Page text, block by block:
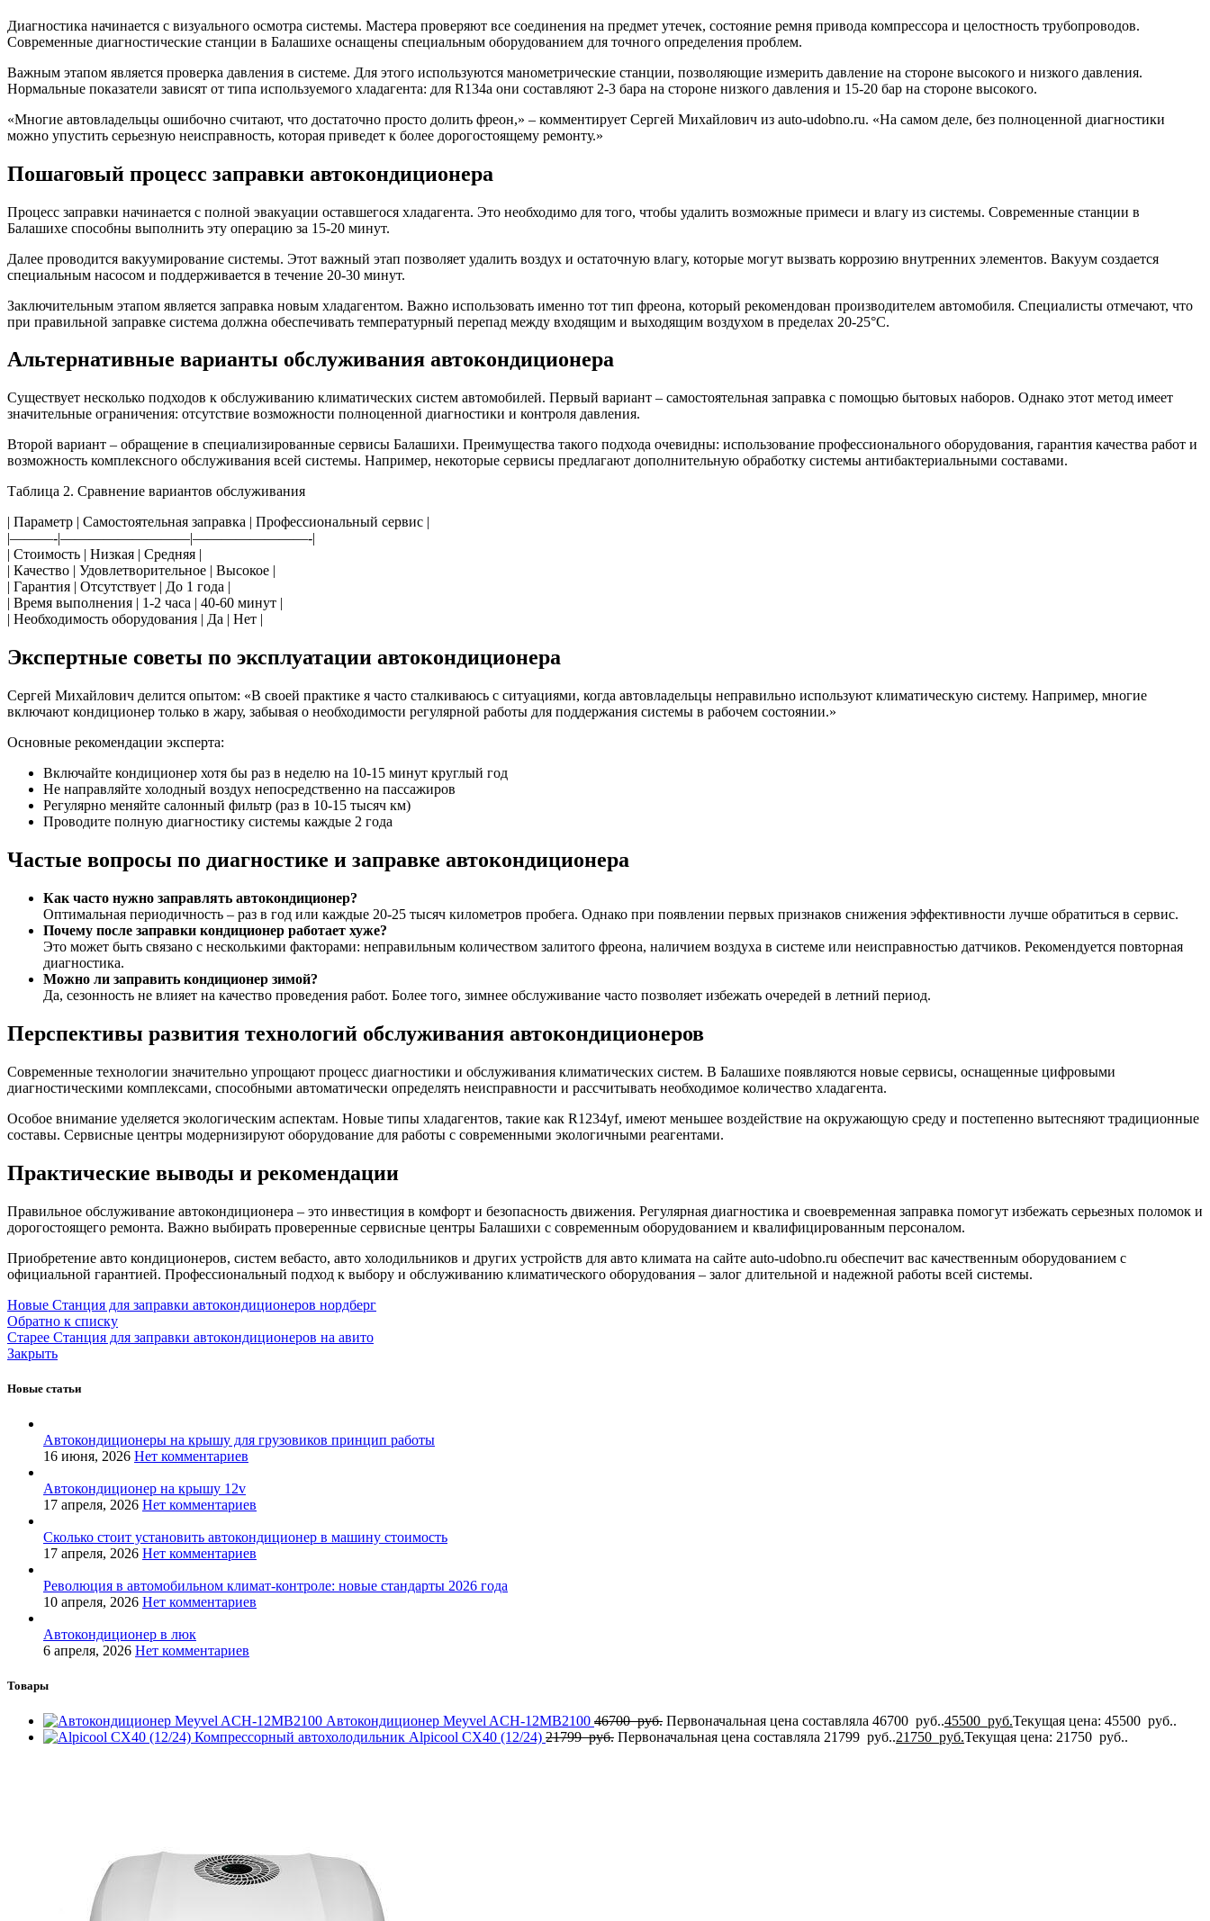
Диагностика начинается с визуального осмотра системы. Мастера проверяют все соединения на предмет утечек, состояние ремня привода компрессора и целостность трубопроводов.
Современные диагностические станции в Балашихе оснащены специальным оборудованием для точного определения проблем.
Важным этапом является проверка давления в системе. Для этого используются манометрические станции, позволяющие измерить давление на стороне высокого и низкого давления.
Нормальные показатели зависят от типа используемого хладагента: для R134a они составляют 2-3 бара на стороне низкого давления и 15-20 бар на стороне высокого.
«Многие автовладельцы ошибочно считают, что достаточно просто долить фреон,» – комментирует Сергей Михайлович из auto-udobno.ru. «На самом деле, без полноценной диагностики
можно упустить серьезную неисправность, которая приведет к более дорогостоящему ремонту.»
Пошаговый процесс заправки автокондиционера
Процесс заправки начинается с полной эвакуации оставшегося хладагента. Это необходимо для того, чтобы удалить возможные примеси и влагу из системы. Современные станции в
Балашихе способны выполнить эту операцию за 15-20 минут.
Далее проводится вакуумирование системы. Этот важный этап позволяет удалить воздух и остаточную влагу, которые могут вызвать коррозию внутренних элементов. Вакуум создается
специальным насосом и поддерживается в течение 20-30 минут.
Заключительным этапом является заправка новым хладагентом. Важно использовать именно тот тип фреона, который рекомендован производителем автомобиля. Специалисты отмечают, что
при правильной заправке система должна обеспечивать температурный перепад между входящим и выходящим воздухом в пределах 20-25°C.
Альтернативные варианты обслуживания автокондиционера
Существует несколько подходов к обслуживанию климатических систем автомобилей. Первый вариант – самостоятельная заправка с помощью бытовых наборов. Однако этот метод имеет
значительные ограничения: отсутствие возможности полноценной диагностики и контроля давления.
Второй вариант – обращение в специализированные сервисы Балашихи. Преимущества такого подхода очевидны: использование профессионального оборудования, гарантия качества работ и
возможность комплексного обслуживания всей системы. Например, некоторые сервисы предлагают дополнительную обработку системы антибактериальными составами.
Таблица 2. Сравнение вариантов обслуживания
| Параметр | Самостоятельная заправка | Профессиональный сервис |
|———-|—————————|————————-|
| Стоимость | Низкая | Средняя |
| Качество | Удовлетворительное | Высокое |
| Гарантия | Отсутствует | До 1 года |
| Время выполнения | 1-2 часа | 40-60 минут |
| Необходимость оборудования | Да | Нет |
Экспертные советы по эксплуатации автокондиционера
Сергей Михайлович делится опытом: «В своей практике я часто сталкиваюсь с ситуациями, когда автовладельцы неправильно используют климатическую систему. Например, многие
включают кондиционер только в жару, забывая о необходимости регулярной работы для поддержания системы в рабочем состоянии.»
Основные рекомендации эксперта:
Включайте кондиционер хотя бы раз в неделю на 10-15 минут круглый год
Не направляйте холодный воздух непосредственно на пассажиров
Регулярно меняйте салонный фильтр (раз в 10-15 тысяч км)
Проводите полную диагностику системы каждые 2 года
Частые вопросы по диагностике и заправке автокондиционера
Как часто нужно заправлять автокондиционер?
Оптимальная периодичность – раз в год или каждые 20-25 тысяч километров пробега. Однако при появлении первых признаков снижения эффективности лучше обратиться в сервис.
Почему после заправки кондиционер работает хуже?
Это может быть связано с несколькими факторами: неправильным количеством залитого фреона, наличием воздуха в системе или неисправностью датчиков. Рекомендуется повторная
диагностика.
Можно ли заправить кондиционер зимой?
Да, сезонность не влияет на качество проведения работ. Более того, зимнее обслуживание часто позволяет избежать очередей в летний период.
Перспективы развития технологий обслуживания автокондиционеров
Современные технологии значительно упрощают процесс диагностики и обслуживания климатических систем. В Балашихе появляются новые сервисы, оснащенные цифровыми
диагностическими комплексами, способными автоматически определять неисправности и рассчитывать необходимое количество хладагента.
Особое внимание уделяется экологическим аспектам. Новые типы хладагентов, такие как R1234yf, имеют меньшее воздействие на окружающую среду и постепенно вытесняют традиционные
составы. Сервисные центры модернизируют оборудование для работы с современными экологичными реагентами.
Практические выводы и рекомендации
Правильное обслуживание автокондиционера – это инвестиция в комфорт и безопасность движения. Регулярная диагностика и своевременная заправка помогут избежать серьезных поломок и
дорогостоящего ремонта. Важно выбирать проверенные сервисные центры Балашихи с современным оборудованием и квалифицированным персоналом.
Приобретение авто кондиционеров, систем вебасто, авто холодильников и других устройств для авто климата на сайте auto-udobno.ru обеспечит вас качественным оборудованием с
официальной гарантией. Профессиональный подход к выбору и обслуживанию климатического оборудования – залог длительной и надежной работы всей системы.
Новые Станция для заправки автокондиционеров нордберг
Обратно к списку
Старее Станция для заправки автокондиционеров на авито
Закрыть
Новые статьи
Автокондиционеры на крышу для грузовиков принцип работы
16 июня, 2026 Нет комментариев
Автокондиционер на крышу 12v
17 апреля, 2026 Нет комментариев
Сколько стоит установить автокондиционер в машину стоимость
17 апреля, 2026 Нет комментариев
Революция в автомобильном климат-контроле: новые стандарты 2026 года
10 апреля, 2026 Нет комментариев
Автокондиционер в люк
6 апреля, 2026 Нет комментариев
Товары
Автокондиционер Meyvel ACH-12MB2100 46700руб. Первоначальная цена составляла 46700 руб..45500 руб.Текущая цена: 45500 руб..
Компрессорный автохолодильник Alpicool CX40 (12/24) 21799руб. Первоначальная цена составляла 21799 руб..21750 руб.Текущая цена: 21750 руб..